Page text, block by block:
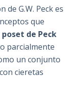
de G.W. Peck es
que
poset de Peck
parcialmente
un conjunto
cieretas